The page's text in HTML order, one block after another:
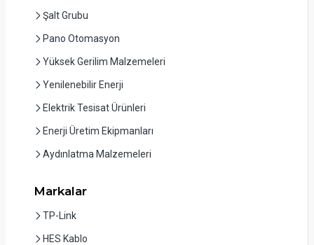
Şalt Grubu
Pano Otomasyon
Yüksek Gerilim Malzemeleri
Yenilenebilir Enerji
Elektrik Tesisat Ürünleri
Enerji Üretim Ekipmanları
Aydınlatma Malzemeleri
Markalar
TP-Link
HES Kablo